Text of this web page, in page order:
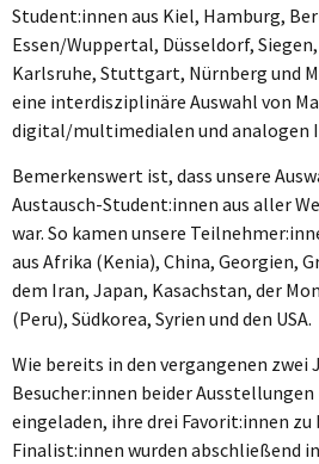
Student:innen aus Kiel, Hamburg,
Essen/Wuppertal, Düsseldorf,
Karlsruhe, Stuttgart, Nürnberg und
eine interdisziplinäre Auswahl von
digital/multimedialen und analogen
Bemerkenswert ist, dass unsere
Austausch-Student:innen aus aller
war. So kamen unsere
aus Afrika (Kenia), China, Georgien,
dem Iran, Japan, Kasachstan, der
(Peru), Südkorea, Syrien und den USA.
Wie bereits in den vergangenen zwei
Besucher:innen beider
eingeladen, ihre drei Favorit:innen zu
Finalist:innen wurden abschließend